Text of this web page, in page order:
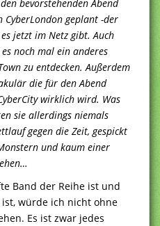
bevorstehenden Abend
CyberLondon geplant -der
jetzt im Netz gibt. Auch
noch mal ein anderes
zu entdecken. Außerdem
die für den Abend
wirklich wird. Was
sie allerdings niemals
gegen die Zeit, gespickt
und kaum einer
Band der Reihe ist und
würde ich nicht ohne
Es ist zwar jedes